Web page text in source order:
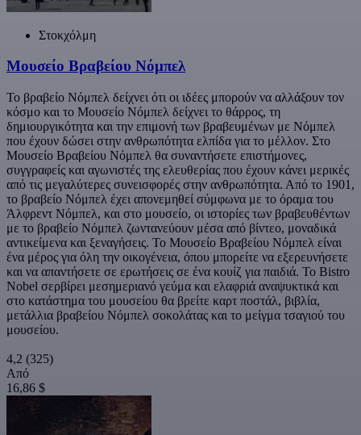
Στοκχόλμη
Μουσείο Βραβείου Νόμπελ
Το βραβείο Νόμπελ δείχνει ότι οι ιδέες μπορούν να αλλάξουν τον
κόσμο και το Μουσείο Νόμπελ δείχνει το θάρρος, τη
δημιουργικότητα και την επιμονή των βραβευμένων με Νόμπελ
που έχουν δώσει στην ανθρωπότητα ελπίδα για το μέλλον. Στο
Μουσείο Βραβείου Νόμπελ θα συναντήσετε επιστήμονες,
συγγραφείς και αγωνιστές της ελευθερίας που έχουν κάνει μερικές
από τις μεγαλύτερες συνεισφορές στην ανθρωπότητα. Από το 1901,
το βραβείο Νόμπελ έχει απονεμηθεί σύμφωνα με το όραμα του
Άλφρεντ Νόμπελ, και στο μουσείο, οι ιστορίες των βραβευθέντων
με το βραβείο Νόμπελ ζωντανεύουν μέσα από βίντεο, μοναδικά
αντικείμενα και ξεναγήσεις. Το Μουσείο Βραβείου Νόμπελ είναι
ένα μέρος για όλη την οικογένεια, όπου μπορείτε να εξερευνήσετε
και να απαντήσετε σε ερωτήσεις σε ένα κουίζ για παιδιά. Το Bistro
Nobel σερβίρει μεσημεριανό γεύμα και ελαφριά αναψυκτικά και
στο κατάστημα του μουσείου θα βρείτε καρτ ποστάλ, βιβλία,
μετάλλια βραβείου Νόμπελ σοκολάτας και το μείγμα τσαγιού του
μουσείου.
4,2 (325)
Από
16,86 $